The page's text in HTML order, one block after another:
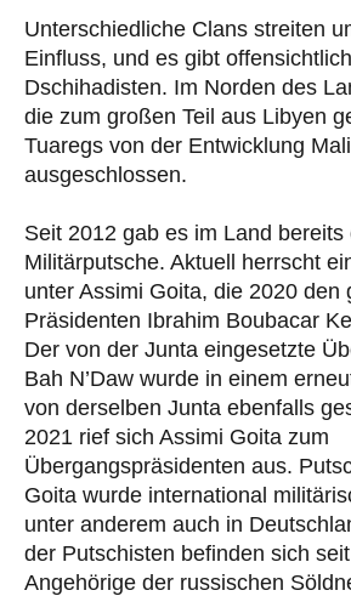
Unterschiedliche Clans streiten
Einfluss, und es gibt
Dschihadisten. Im Norden des
die zum großen Teil aus Libyen
Tuaregs von der Entwicklung
ausgeschlossen.
Seit 2012 gab es im Land bereits
Militärputsche. Aktuell herrscht
unter Assimi Goita, die 2020 den
Präsidenten Ibrahim Boubacar
Der von der Junta eingesetzte
Bah N’Daw wurde in einem
von derselben Junta ebenfalls
2021 rief sich Assimi Goita zum
Übergangspräsidenten aus.
Goita wurde international
unter anderem auch in
der Putschisten befinden sich
Angehörige der russischen